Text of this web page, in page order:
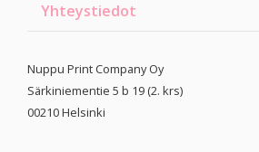
Yhteystiedot
Nuppu Print Company Oy
Särkiniementie 5 b 19 (2. krs)
00210Helsinki